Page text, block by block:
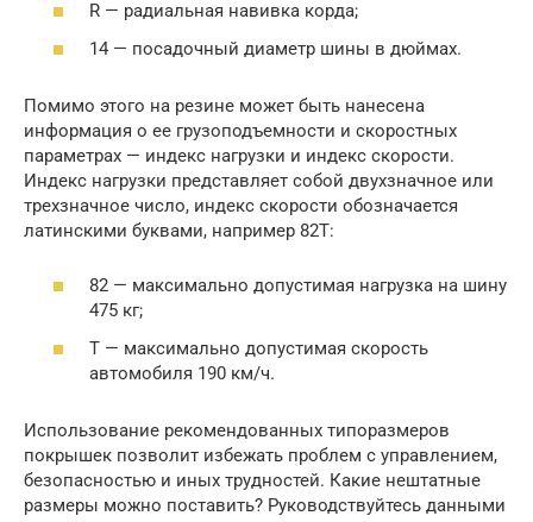
R — радиальная навивка корда;
14 — посадочный диаметр шины в дюймах.
Помимо этого на резине может быть нанесена
информация о ее грузоподъемности и скоростных
параметрах — индекс нагрузки и индекс скорости.
Индекс нагрузки представляет собой двухзначное или
трехзначное число, индекс скорости обозначается
латинскими буквами, например 82T:
82 — максимально допустимая нагрузка на шину
475 кг;
T — максимально допустимая скорость
автомобиля 190 км/ч.
Использование рекомендованных типоразмеров
покрышек позволит избежать проблем с управлением,
безопасностью и иных трудностей. Какие нештатные
размеры можно поставить? Руководствуйтесь данными